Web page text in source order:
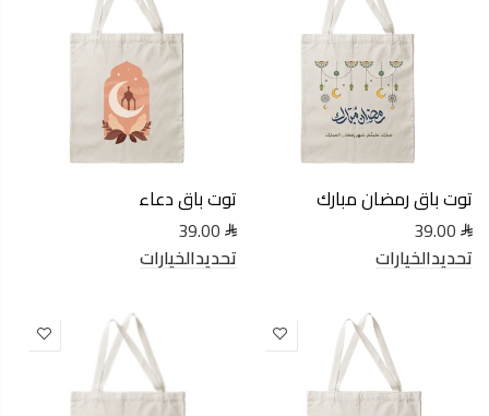
توت باق رمضان مبارك
39.00
تحديدالخيارات
توت باق دعاء
39.00
تحديدالخيارات